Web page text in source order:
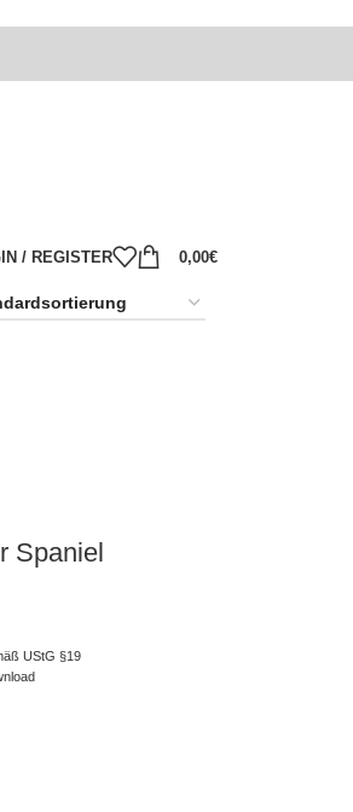
/ REGISTER 0,00€
Spaniel
UStG §19